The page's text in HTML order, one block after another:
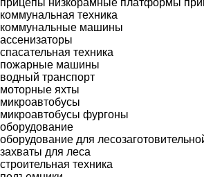
коммунальная техника
коммунальные машины
ассенизаторы
спасательная техника
пожарные машины
водный транспорт
моторные яхты
микроавтобусы
микроавтобусы фургоны
оборудование
оборудование для
захваты для леса
строительная техника